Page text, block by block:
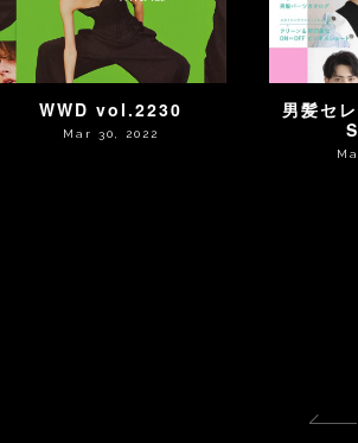
WWD vol.2230
Mar 30, 2022
男髪セ